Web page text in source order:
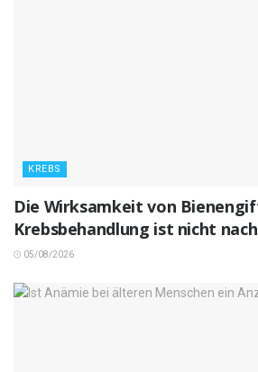
KREBS
Die Wirksamkeit von
Krebsbehandlung ist nicht
05/08/2026